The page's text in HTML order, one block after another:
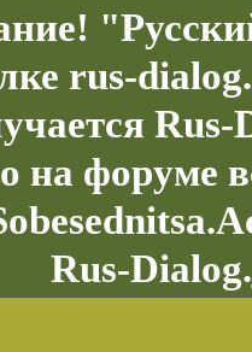
rus-
Rus-
на форуме
Rus-Dialog.